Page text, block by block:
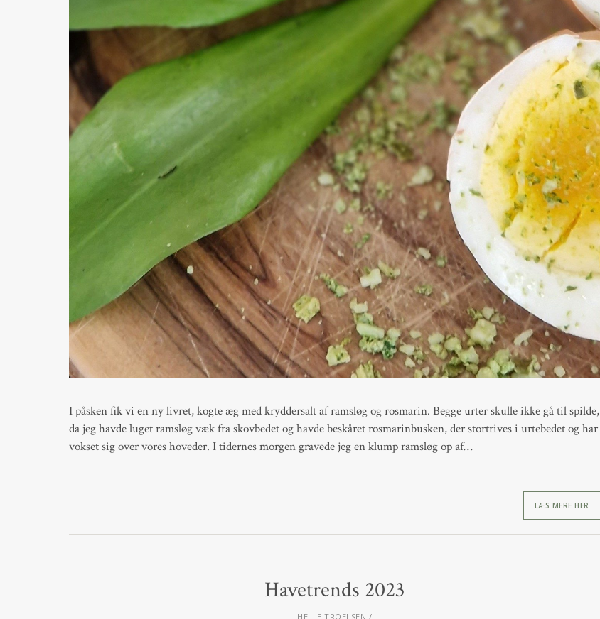
I påsken fik vi en ny livret, kogte æg med kryddersalt af ramsløg og rosmarin. Begge urter skulle ikke gå til spilde,
da jeg havde luget ramsløg væk fra skovbedet og havde beskåret rosmarinbusken, der stortrives i urtebedet og har
vokset sig over vores hoveder. I tidernes morgen gravede jeg en klump ramsløg op af…
LÆS MERE HER
Havetrends 2023
HELLE TROELSEN